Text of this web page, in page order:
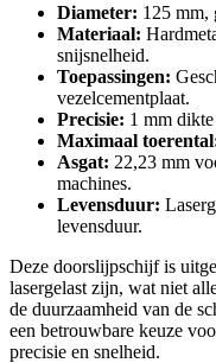
Diameter: 125 mm,
Materiaal:
snijsnelheid.
Toepassingen:
vezelcementplaat.
Precisie: 1 mm
Maximaal
Asgat: 22,23 mm
machines.
Levensduur:
levensduur.
Deze doorslijpschijf is
lasergelast zijn, wat niet
de duurzaamheid van de
een betrouwbare keuze
precisie en snelheid.